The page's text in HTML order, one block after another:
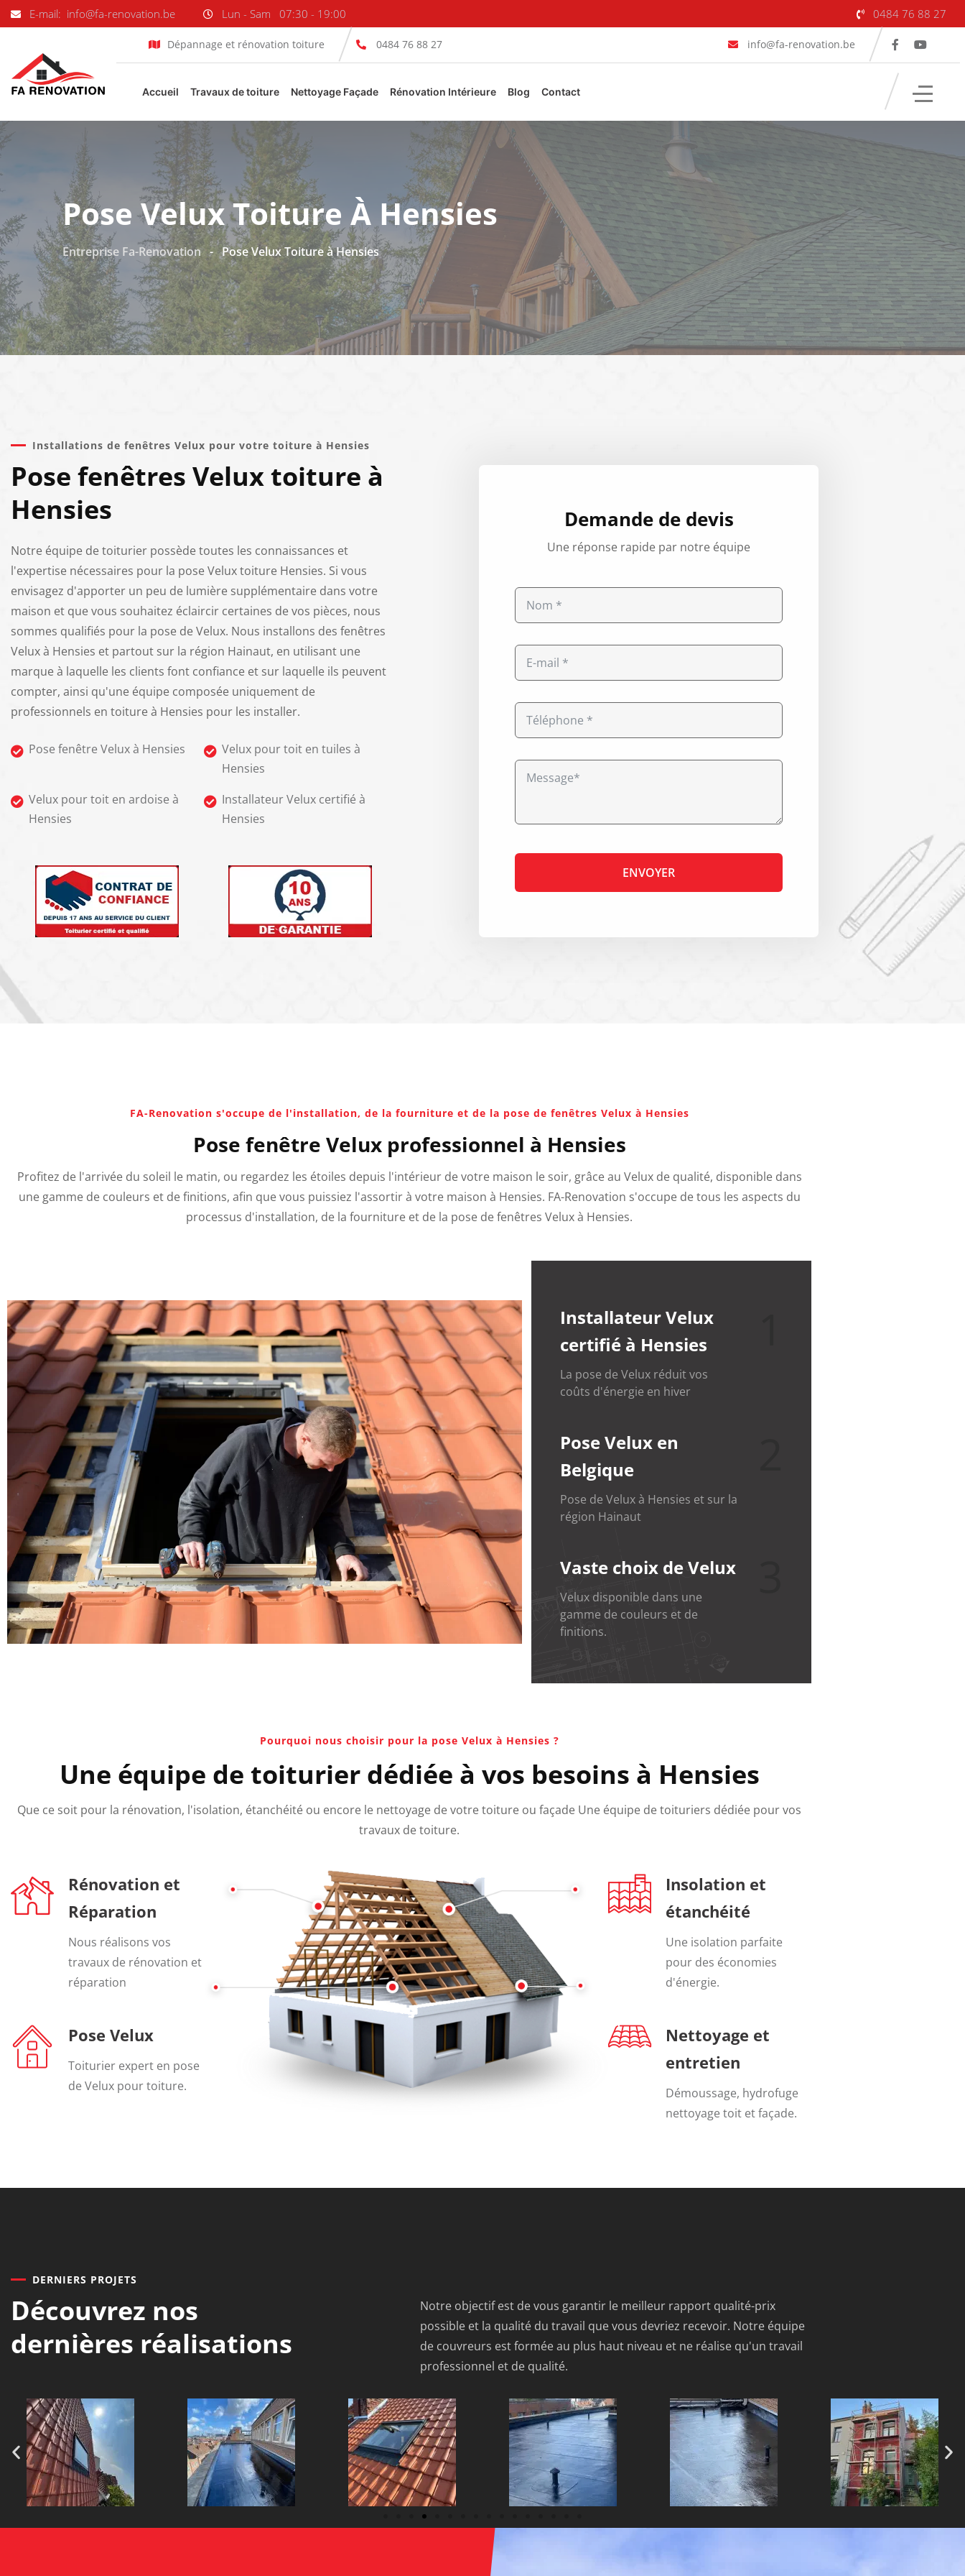
E-mail: info@fa-renovation.be Lun - Sam 07:30 - 19:00 0484 76 88 27
Dépannage et rénovation toiture 0484 76 88 27 info@fa-renovation.be
Accueil Travaux de toiture Nettoyage Façade Rénovation Intérieure Blog Contact
Pose Velux Toiture À Hensies
Entreprise Fa-Renovation - Pose Velux Toiture à Hensies
Installations de fenêtres Velux pour votre toiture à Hensies
Pose fenêtres Velux toiture à
Hensies
Notre équipe de toiturier possède toutes les connaissances et
l'expertise nécessaires pour la pose Velux toiture Hensies. Si vous
envisagez d'apporter un peu de lumière supplémentaire dans votre
maison et que vous souhaitez éclaircir certaines de vos pièces, nous
sommes qualifiés pour la pose de Velux. Nous installons des fenêtres
Velux à Hensies et partout sur la région Hainaut, en utilisant une
marque à laquelle les clients font confiance et sur laquelle ils peuvent
compter, ainsi qu'une équipe composée uniquement de
professionnels en toiture à Hensies pour les installer.
Pose fenêtre Velux à Hensies
Velux pour toit en tuiles à
Hensies
Velux pour toit en ardoise à
Hensies
Installateur Velux certifié à
Hensies
Demande de devis
Une réponse rapide par notre équipe
FA-Renovation s'occupe de l'installation, de la fourniture et de la pose de fenêtres Velux à Hensies
Pose fenêtre Velux professionnel à Hensies
Profitez de l'arrivée du soleil le matin, ou regardez les étoiles depuis l'intérieur de votre maison le soir, grâce au Velux de qualité, disponible dans
une gamme de couleurs et de finitions, afin que vous puissiez l'assortir à votre maison à Hensies. FA-Renovation s'occupe de tous les aspects du
processus d'installation, de la fourniture et de la pose de fenêtres Velux à Hensies.
Installateur Velux
certifié à Hensies
La pose de Velux réduit vos
coûts d'énergie en hiver
Pose Velux en
Belgique
Pose de Velux à Hensies et sur la
région Hainaut
Vaste choix de Velux
Velux disponible dans une
gamme de couleurs et de
finitions.
Pourquoi nous choisir pour la pose Velux à Hensies ?
Une équipe de toiturier dédiée à vos besoins à Hensies
Que ce soit pour la rénovation, l'isolation, étanchéité ou encore le nettoyage de votre toiture ou façade Une équipe de toituriers dédiée pour vos
travaux de toiture.
Rénovation et
Réparation
Nous réalisons vos
travaux de rénovation et
réparation
Pose Velux
Toiturier expert en pose
de Velux pour toiture.
Insolation et
étanchéité
Une isolation parfaite
pour des économies
d'énergie.
Nettoyage et
entretien
Démoussage, hydrofuge
nettoyage toit et façade.
DERNIERS PROJETS
Découvrez nos
dernières réalisations
Notre objectif est de vous garantir le meilleur rapport qualité-prix
possible et la qualité du travail que vous devriez recevoir. Notre équipe
de couvreurs est formée au plus haut niveau et ne réalise qu'un travail
professionnel et de qualité.